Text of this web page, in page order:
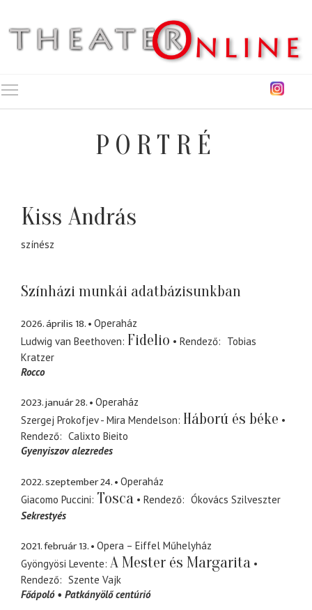
PORTRÉ
Kiss András
színész
Színházi munkái adatbázisunkban
2026. április 18.
Operaház
Ludwig van Beethoven Fidelio Rendező
Tobias
Kratzer
Rocco
2023. január 28.
Operaház
Szergej Prokofjev - Mira Mendelson Háború és béke
Rendező
Calixto Bieito
Gyenyiszov alezredes
2022. szeptember 24.
Operaház
Giacomo Puccini Tosca Rendező
Ókovács Szilveszter
Sekrestyés
2021. február 13.
Opera – Eiffel Műhelyház
Gyöngyösi Levente A Mester és Margarita
Rendező
Szente Vajk
Főápoló
Patkányölő centúrió